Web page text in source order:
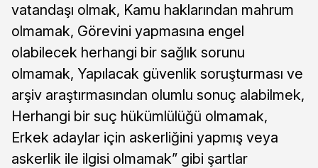
vatandaşı olmak, Kamu haklarından mahrum
olmamak, Görevini yapmasına engel
olabilecek herhangi bir sağlık sorunu
olmamak, Yapılacak güvenlik soruşturması ve
arşiv araştırmasından olumlu sonuç alabilmek,
Herhangi bir suç hükümlülüğü olmamak,
Erkek adaylar için askerliğini yapmış veya
askerlik ile ilgisi olmamak” gibi şartlar